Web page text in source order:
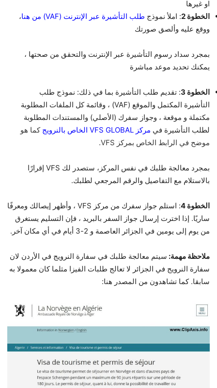
او غيرها
الخطوة 2
: املأ نموذج طلب التأشيرة عبر الإنترنت (VAF) من هنا
،
ووقع عليه وألصق صورتك
بمجرد سداد رسوم التأشيرة عبر الإنترنت والتحقق من صحتها ،
يمكنك تحديد موعد مباشرة
الخطوة 3
: تقديم طلب التأشيرة بما في ذلك: نموذج طلب
التأشيرة المكتمل والموقع (VAF) ، وقائمة كل الملفات المطلوبة
مكتملة و موقعة ، وجواز سفرك (الأصلي) والمستندات المطلوبة
لطلب التأشيرة في مركز VFS GLOBAL الخاص بالنرويج
كما هو
موضح في الرابط الخاص بمركز VFS.
بمجرد معالجة طلبك في نفس المركز، ستصدر لك VFS إقرارًا
بالاستلام مع التفاصيل والرقم المرجعي لطلبك.
الخطوة 4
: استلم جواز سفرك من مركز VFS ، وأظهر إيصالك ومعرفًا
ساريًا. إذا اخترت إرسال جواز السفر بالبريد ، فإن التسليم يستغرق
من يوم إلى يومين في الجزائر العاصمة و 2-3 أيام في أي مكان آخر.
ملاحظة مهمة: سيتم معالجة طلبك في سفارة النرويج في الأردن لان
سفارة النرويج في الجزائر لا تعالج طلبات الفيزا مثلما كان معمولا به
سابقا. كما تشاهدون من المصدر هنا: